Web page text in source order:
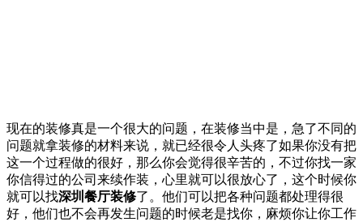
现在的装修真是一个很大的问题，在装修当中是，急了不同的
问题就拿装修的材料来说，就已经很令人头疼了如果你没有把
这一个过程做的很好，那么你会觉得很辛苦的，不过你找一家
你信得过的公司来续作装，心里就可以很放心了，这个时候你
就可以找深圳餐厅装修了。他们可以把各种问题都处理得很
好，他们也不会再发生问题的时候老是找你，麻烦你让你工作